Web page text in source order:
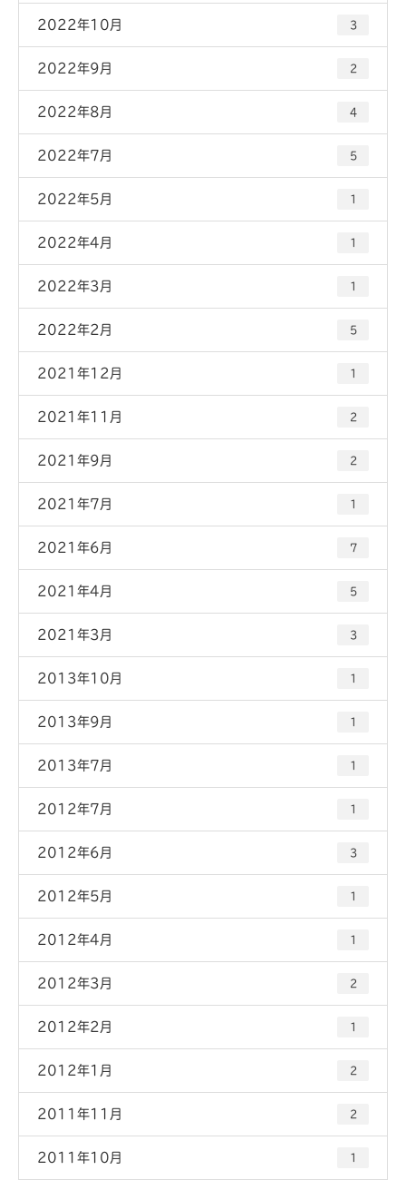
2022年10月 3
2022年9月 2
2022年8月 4
2022年7月 5
2022年5月 1
2022年4月 1
2022年3月 1
2022年2月 5
2021年12月 1
2021年11月 2
2021年9月 2
2021年7月 1
2021年6月 7
2021年4月 5
2021年3月 3
2013年10月 1
2013年9月 1
2013年7月 1
2012年7月 1
2012年6月 3
2012年5月 1
2012年4月 1
2012年3月 2
2012年2月 1
2012年1月 2
2011年11月 2
2011年10月 1